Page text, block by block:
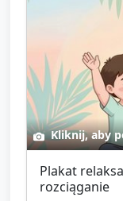
Kliknij, aby
Plakat
rozciąganie